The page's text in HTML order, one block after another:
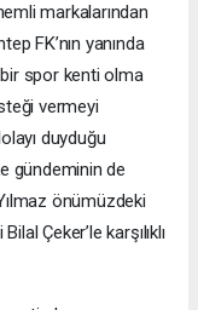
markalarından
FK’nın yanında
spor kenti olma
vermeyi
duyduğu
gündeminin de
önümüzdeki
Çeker’le karşılıklı